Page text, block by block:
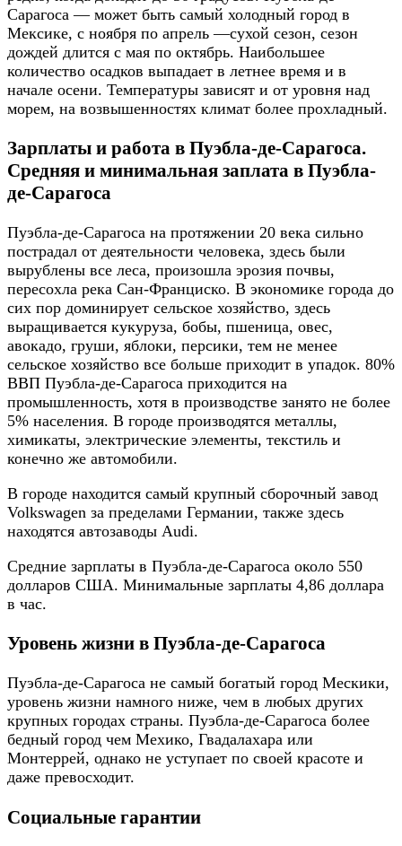
Сарагоса — может быть самый холодный город в
Мексике, с ноября по апрель —сухой сезон, сезон
дождей длится с мая по октябрь. Наибольшее
количество осадков выпадает в летнее время и в
начале осени. Температуры зависят и от уровня над
морем, на возвышенностях климат более прохладный.
Зарплаты и работа в Пуэбла-де-Сарагоса.
Средняя и минимальная заплата в Пуэбла-
де-Сарагоса
Пуэбла-де-Сарагоса на протяжении 20 века сильно
пострадал от деятельности человека, здесь были
вырублены все леса, произошла эрозия почвы,
пересохла река Сан-Франциско. В экономике города до
сих пор доминирует сельское хозяйство, здесь
выращивается кукуруза, бобы, пшеница, овес,
авокадо, груши, яблоки, персики, тем не менее
сельское хозяйство все больше приходит в упадок. 80%
ВВП Пуэбла-де-Сарагоса приходится на
промышленность, хотя в производстве занято не более
5% населения. В городе производятся металлы,
химикаты, электрические элементы, текстиль и
конечно же автомобили.
В городе находится самый крупный сборочный завод
Volkswagen за пределами Германии, также здесь
находятся автозаводы Audi.
Средние зарплаты в Пуэбла-де-Сарагоса около 550
долларов США. Минимальные зарплаты 4,86 доллара
в час.
Уровень жизни в Пуэбла-де-Сарагоса
Пуэбла-де-Сарагоса не самый богатый город Мескики,
уровень жизни намного ниже, чем в любых других
крупных городах страны. Пуэбла-де-Сарагоса более
бедный город чем Мехико, Гвадалахара или
Монтеррей, однако не уступает по своей красоте и
даже превосходит.
Социальные гарантии